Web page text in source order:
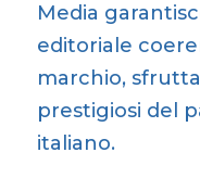
Media
editoriale
marchio,
prestigiosi del
italiano.